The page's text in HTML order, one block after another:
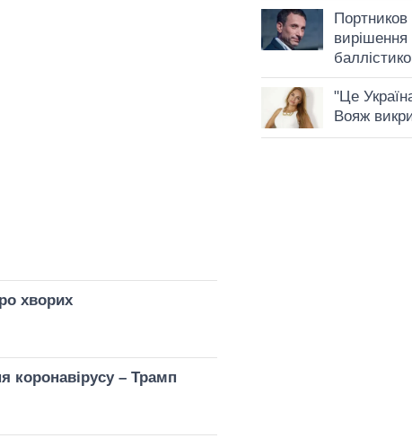
хворих
– Трамп